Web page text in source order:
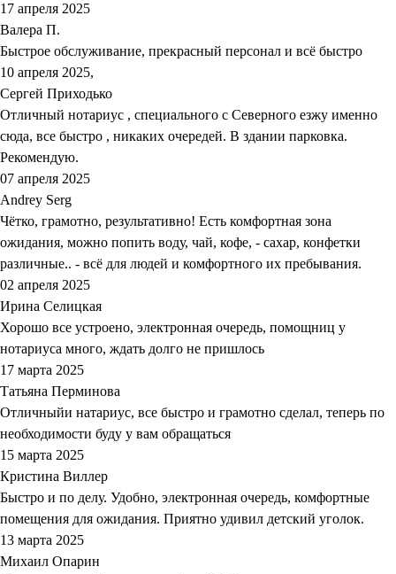
17 апреля 2025
Валера П.
Быстрое обслуживание, прекрасный персонал и всё быстро
10 апреля 2025,
Сергей Приходько
Отличный нотариус , специального с Северного езжу именно
сюда, все быстро , никаких очередей. В здании парковка.
Рекомендую.
07 апреля 2025
Andrey Serg
Чётко, грамотно, результативно! Есть комфортная зона
ожидания, можно попить воду, чай, кофе, - сахар, конфетки
различные.. - всё для людей и комфортного их пребывания.
02 апреля 2025
Ирина Селицкая
Хорошо все устроено, электронная очередь, помощниц у
нотариуса много, ждать долго не пришлось
17 марта 2025
Татьяна Перминова
Отличныйи натариус, все быстро и грамотно сделал, теперь по
необходимости буду у вам обращаться
15 марта 2025
Кристина Виллер
Быстро и по делу. Удобно, электронная очередь, комфортные
помещения для ожидания. Приятно удивил детский уголок.
13 марта 2025
Михаил Опарин